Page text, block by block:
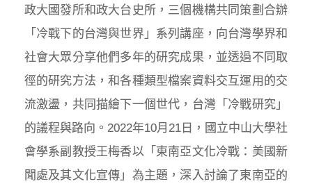
政大國發所和政大台史所，三個機構共同策劃合辦
「冷戰下的台灣與世界」系列講座，向台灣學界和
社會大眾分享他們多年的研究成果，並透過不同取
徑的研究方法，和各種類型檔案資料交互運用的交
流激盪，共同描繪下一個世代，台灣「冷戰研究」
的議程與路向。2022年10月21日，國立中山大學社
會學系副教授王梅香以「東南亞文化冷戰：美國新
聞處及其文化宣傳」為主題，深入討論了東南亞的